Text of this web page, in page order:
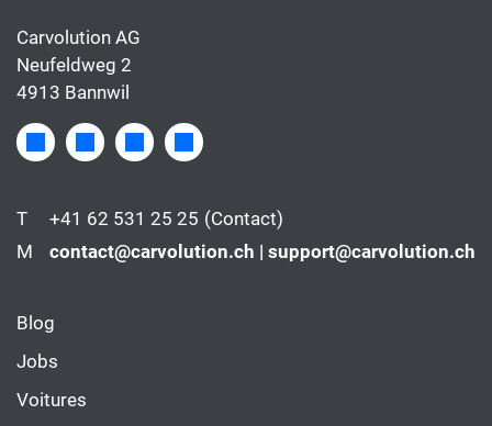
Carvolution AG
Neufeldweg 2
4913 Bannwil
T +41 62 531 25 25 (Contact)
M
contact@carvolution.ch | support@carvolution.ch
Blog
Jobs
Voitures